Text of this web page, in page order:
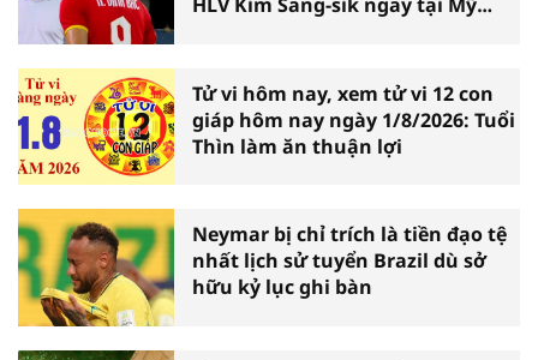
Tử vi hôm nay, xem tử vi 12 con
giáp hôm nay ngày 1/8/2026: Tuổi
Thìn làm ăn thuận lợi
Neymar bị chỉ trích là tiền đạo tệ
nhất lịch sử tuyển Brazil dù sở
hữu kỷ lục ghi bàn